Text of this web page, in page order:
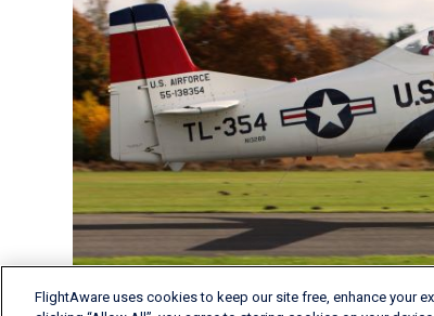
FlightAware uses cookies to keep our site free, enhance your